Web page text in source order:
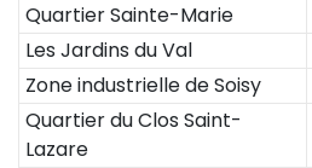
Quartier Sainte-Marie
Les Jardins du Val
Zone industrielle de Soisy
Quartier du Clos Saint-
Lazare